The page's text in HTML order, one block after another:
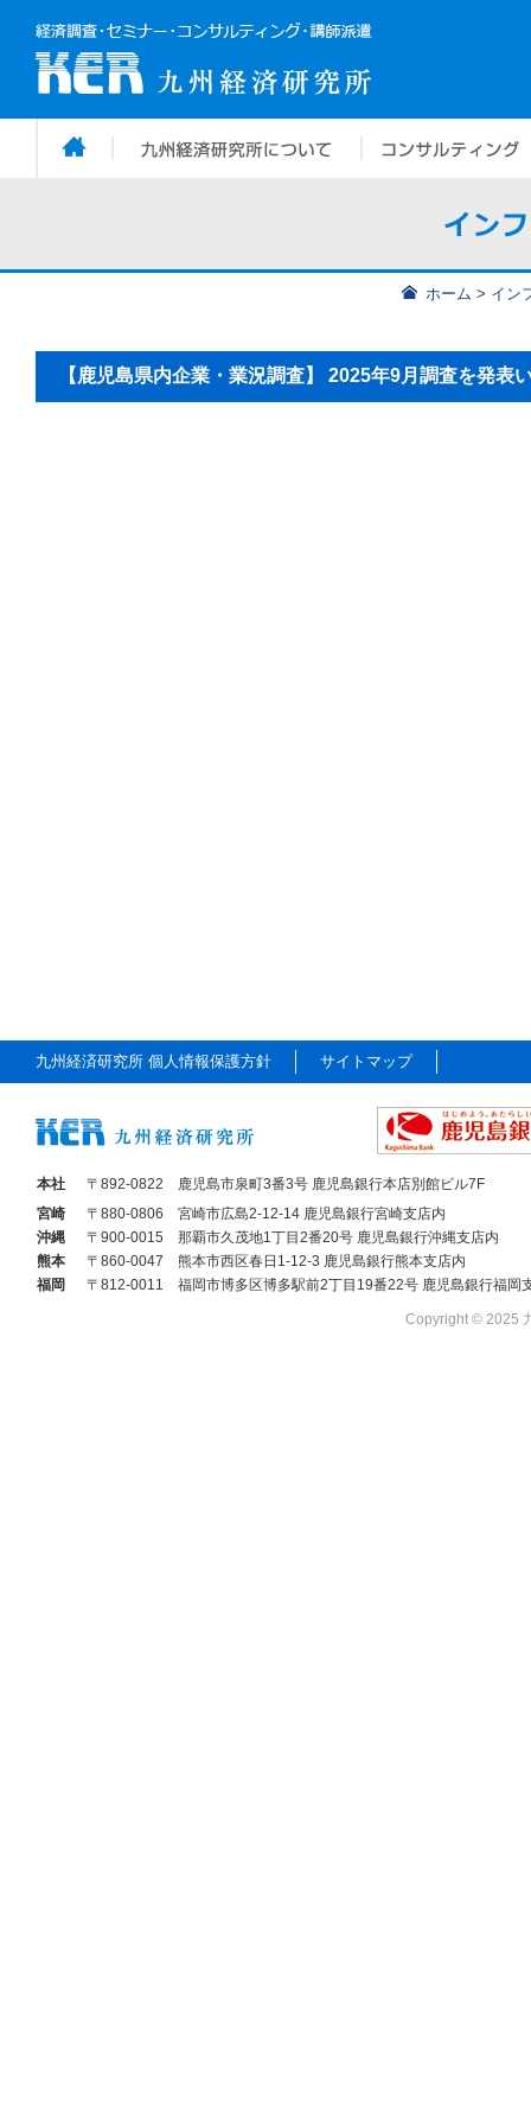
ホーム > イン
【鹿児島県内企業・業況調査】 2025年9月調査を発表
九州経済研究所 個人情報保護方針 サイトマップ
本社 〒892-0822
鹿児島市泉町3番3号 鹿児島銀行本店別館ビル7F
宮崎
〒880-0806
宮崎市広島2-12-14 鹿児島銀行宮崎支店内
沖縄
〒900-0015
那覇市久茂地1丁目2番20号 鹿児島銀行沖縄支店内
熊本
〒860-0047
熊本市西区春日1-12-3 鹿児島銀行熊本支店内
福岡
〒812-0011 福岡市博多区博多駅前2丁目19番22号 鹿児島銀行福岡
Copyright © 2025